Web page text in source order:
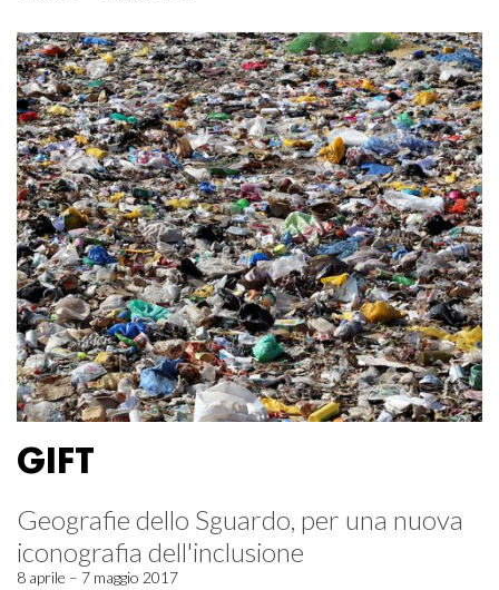
GIFT
Geografie dello Sguardo, per una nuova
iconografia dell'inclusione
8 aprile – 7 maggio 2017